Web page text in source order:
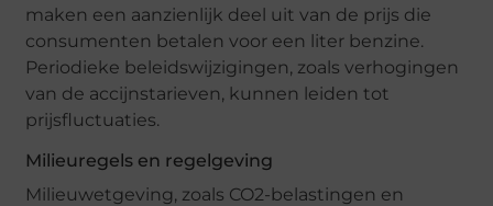
maken een aanzienlijk deel uit van de prijs die
consumenten betalen voor een liter benzine.
Periodieke beleidswijzigingen, zoals verhogingen
van de accijnstarieven, kunnen leiden tot
prijsfluctuaties.
Milieuregels en regelgeving
Milieuwetgeving, zoals CO2-belastingen en